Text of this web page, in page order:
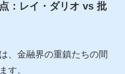
：レイ・ダリオ vs 批
、金融界の重鎮たちの間
す。